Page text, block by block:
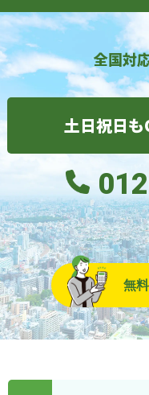
全国対
土日祝日
無